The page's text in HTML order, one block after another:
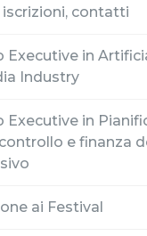
iscrizioni, contatti
Executive in
Industry
Executive in
e finanza
ai Festival